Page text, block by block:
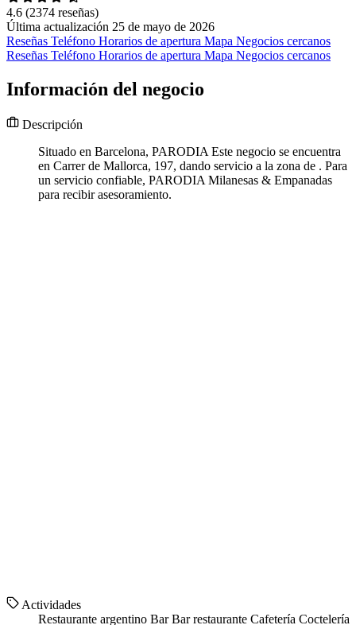
4.6 (2374 reseñas)
Última actualización 25 de mayo de 2026
Reseñas Teléfono Horarios de apertura Mapa Negocios cercanos
Reseñas Teléfono Horarios de apertura Mapa Negocios cercanos
Información del negocio
Descripción
Situado en Barcelona, PARODIA Este negocio se encuentra
en Carrer de Mallorca, 197, dando servicio a la zona de . Para
un servicio confiable, PARODIA Milanesas & Empanadas
para recibir asesoramiento.
Actividades
Restaurante argentino BarBar restaurante Cafetería Coctelería